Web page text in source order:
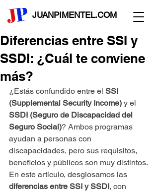
JUANPIMENTEL.COM
Diferencias entre SSI y
SSDI: ¿Cuál te conviene
más?
¿Estás confundido entre el SSI
(Supplemental Security Income) y el
SSDI (Seguro de Discapacidad del
Seguro Social)? Ambos programas
ayudan a personas con
discapacidades, pero sus requisitos,
beneficios y públicos son muy distintos.
En este artículo, desglosamos las
diferencias entre SSI y SSDI, con